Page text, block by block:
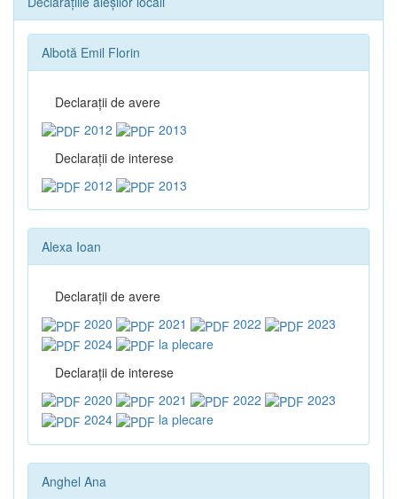
Albotă Emil Florin
Declaraţii de avere
2012
2013
Declaraţii de interese
2012
2013
Alexa Ioan
Declaraţii de avere
2020
2021 2022
2023
2024
la plecare
Declaraţii de interese
2020
2021 2022
2023
2024
la plecare
Anghel Ana